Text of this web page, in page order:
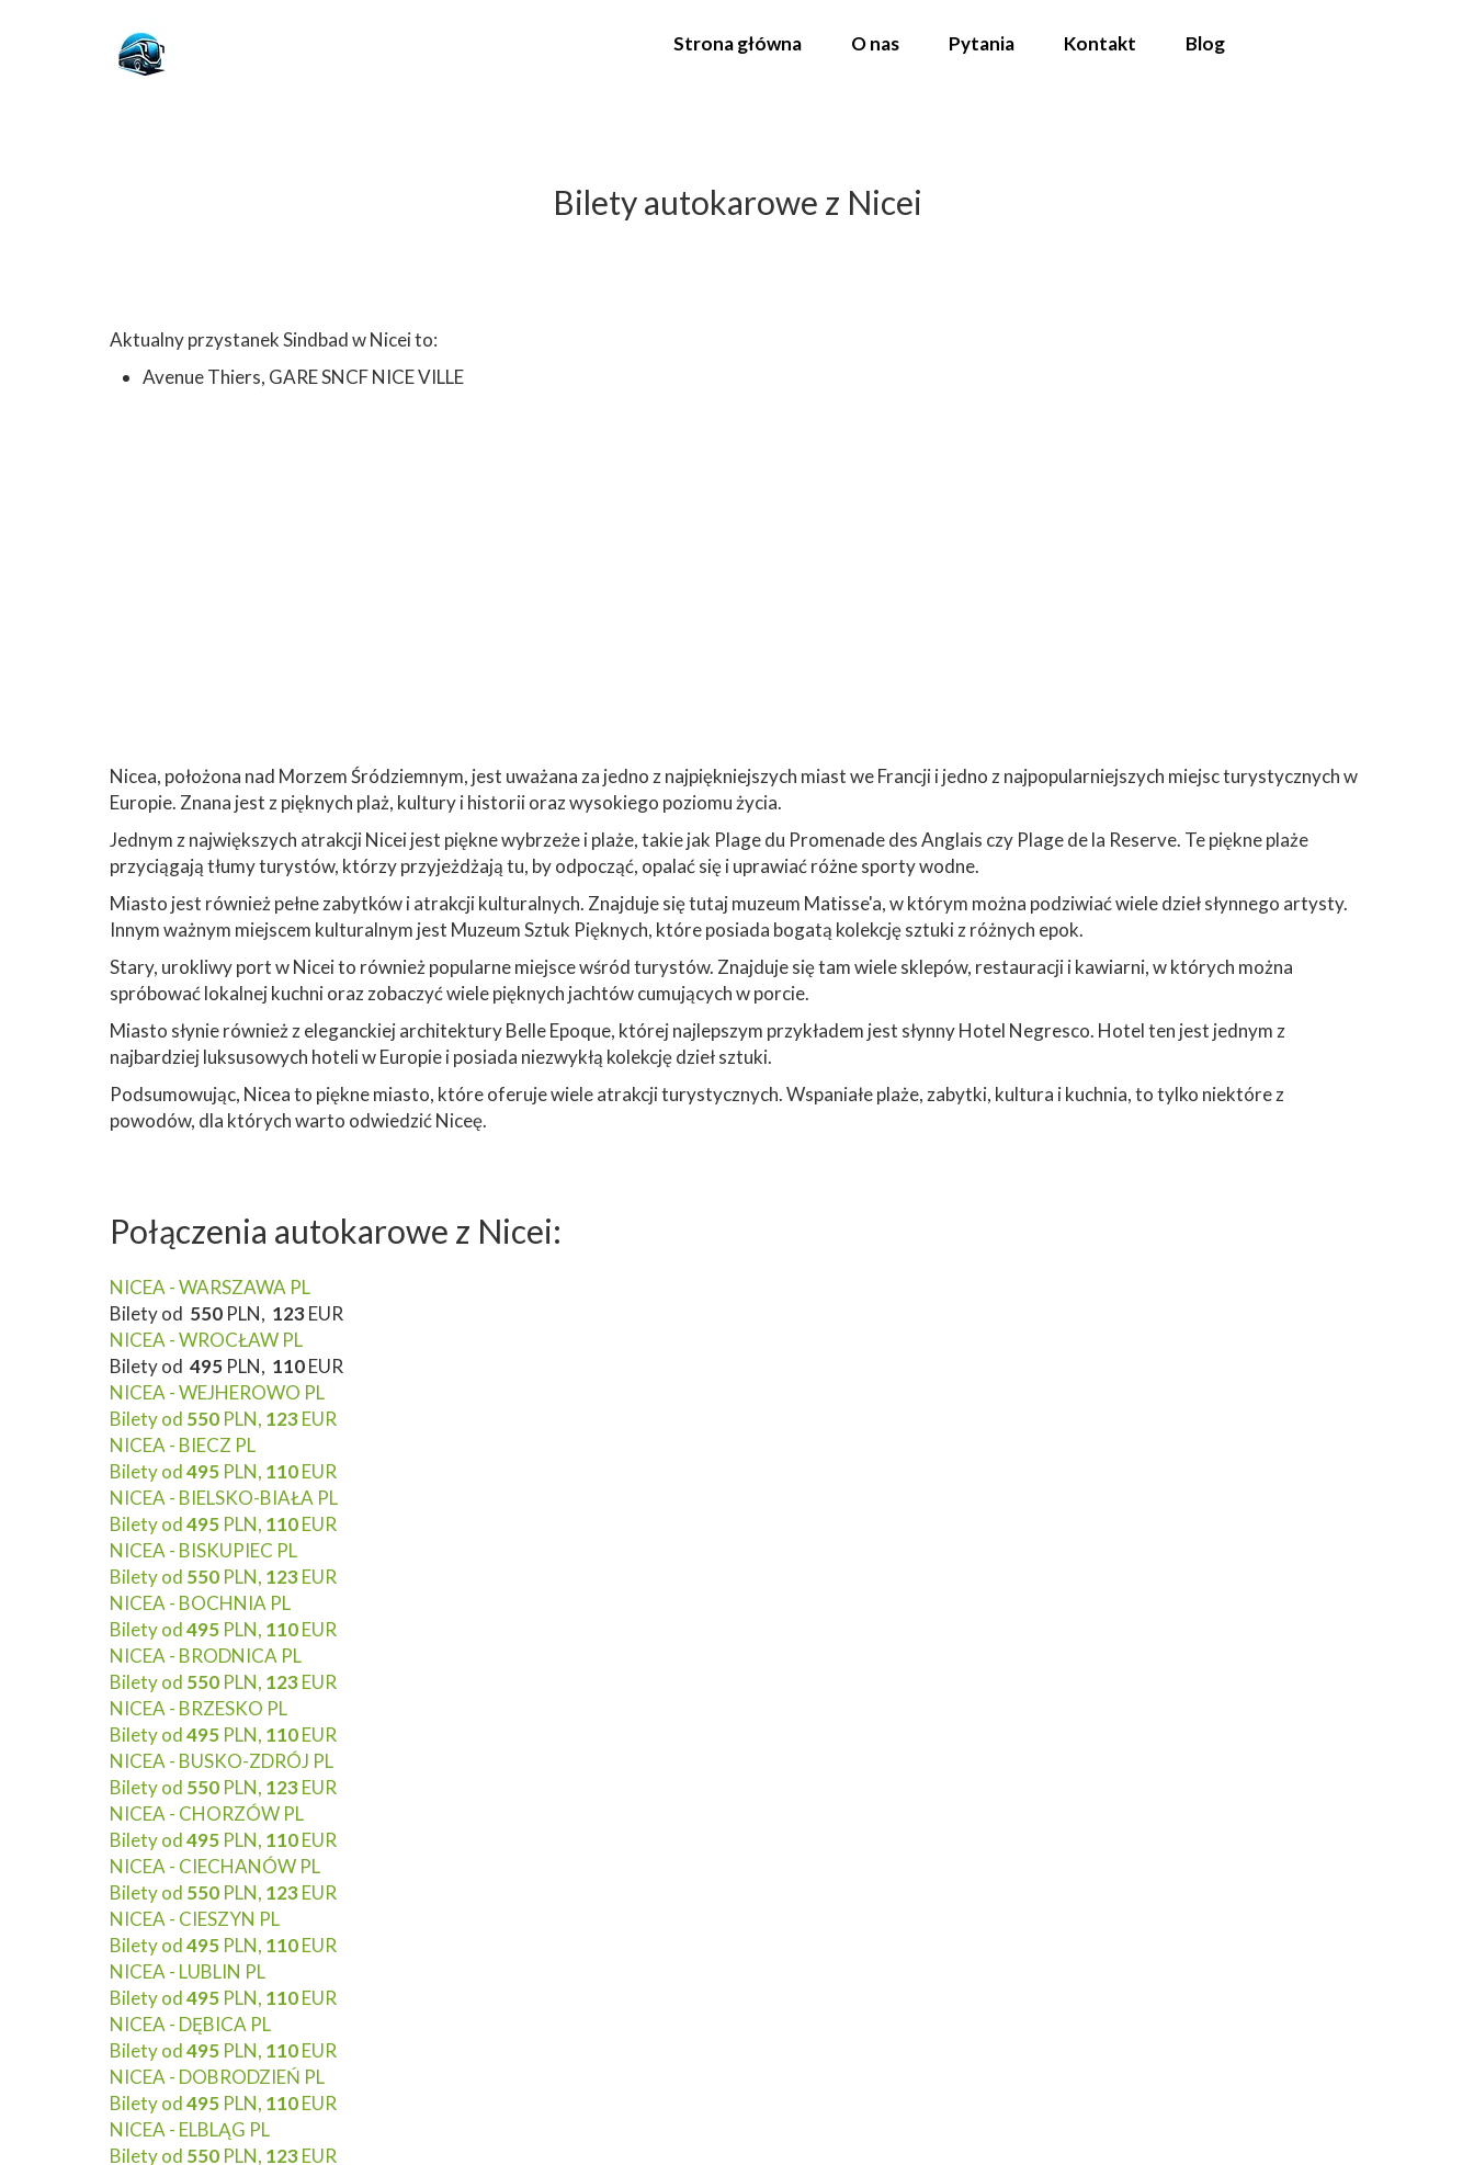
Aktualny przystanek Sindbad w Nicei to:
Avenue Thiers, GARE SNCF NICE VILLE
Nicea, położona nad Morzem Śródziemnym, jest uważana za jedno z najpiękniejszych miast we Francji i jedno z najpopularniejszych miejsc turystycznych w
Europie. Znana jest z pięknych plaż, kultury i historii oraz wysokiego poziomu życia.
Jednym z największych atrakcji Nicei jest piękne wybrzeże i plaże, takie jak Plage du Promenade des Anglais czy Plage de la Reserve. Te piękne plaże
przyciągają tłumy turystów, którzy przyjeżdżają tu, by odpocząć, opalać się i uprawiać różne sporty wodne.
Miasto jest również pełne zabytków i atrakcji kulturalnych. Znajduje się tutaj muzeum Matisse'a, w którym można podziwiać wiele dzieł słynnego artysty.
Innym ważnym miejscem kulturalnym jest Muzeum Sztuk Pięknych, które posiada bogatą kolekcję sztuki z różnych epok.
Stary, urokliwy port w Nicei to również popularne miejsce wśród turystów. Znajduje się tam wiele sklepów, restauracji i kawiarni, w których można
spróbować lokalnej kuchni oraz zobaczyć wiele pięknych jachtów cumujących w porcie.
Miasto słynie również z eleganckiej architektury Belle Epoque, której najlepszym przykładem jest słynny Hotel Negresco. Hotel ten jest jednym z
najbardziej luksusowych hoteli w Europie i posiada niezwykłą kolekcję dzieł sztuki.
Podsumowując, Nicea to piękne miasto, które oferuje wiele atrakcji turystycznych. Wspaniałe plaże, zabytki, kultura i kuchnia, to tylko niektóre z
powodów, dla których warto odwiedzić Niceę.
Połączenia autokarowe z Nicei:
NICEA - WARSZAWA PL
Bilety od 550 PLN, 123EUR
NICEA - WROCŁAW PL
Bilety od 495 PLN, 110EUR
NICEA - WEJHEROWO PL
Bilety od 550 PLN, 123EUR
NICEA - BIECZ PL
Bilety od495 PLN, 110EUR
NICEA - BIELSKO-BIAŁA PL
Bilety od495 PLN, 110EUR
NICEA - BISKUPIEC PL
Bilety od 550 PLN, 123EUR
NICEA - BOCHNIA PL
Bilety od495 PLN, 110EUR
NICEA - BRODNICA PL
Bilety od 550 PLN, 123EUR
NICEA - BRZESKO PL
Bilety od495 PLN, 110EUR
NICEA - BUSKO-ZDRÓJ PL
Bilety od 550 PLN, 123EUR
NICEA - CHORZÓW PL
Bilety od495 PLN, 110EUR
NICEA - CIECHANÓW PL
Bilety od 550 PLN, 123EUR
NICEA - CIESZYN PL
Bilety od495 PLN, 110EUR
NICEA - LUBLIN PL
Bilety od495 PLN, 110EUR
NICEA - DĘBICA PL
Bilety od495 PLN, 110EUR
NICEA - DOBRODZIEŃ PL
Bilety od495 PLN, 110EUR
NICEA - ELBLĄG PL
Bilety od 550 PLN, 123EUR
Bilety autokarowe z Nicei
Strona główna O nas Pytania Kontakt Blog